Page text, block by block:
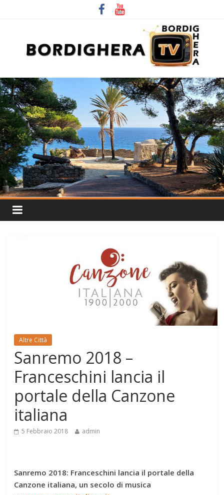
Altre Città
Sanremo 2018 –
Franceschini lancia il
portale della Canzone
italiana
5 Febbraio 2018 admin
Sanremo 2018: Franceschini lancia il portale della
Canzone italiana, un secolo di musica